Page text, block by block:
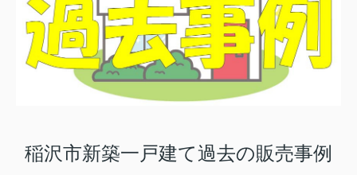
稲沢市新築一戸建て過去の販売事例